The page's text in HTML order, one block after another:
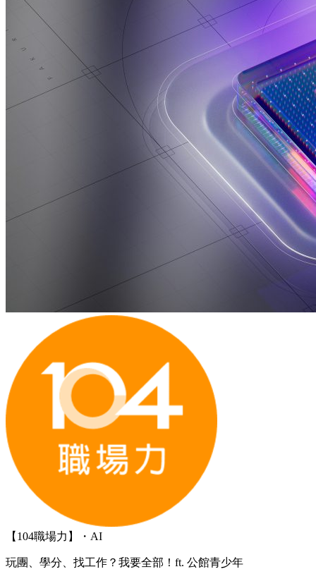
【104職場力】・AI
玩團、學分、找工作？我要全部！ft. 公館青少年